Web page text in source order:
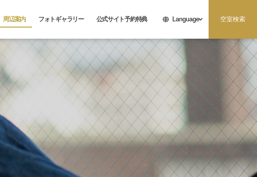
周辺案内 フォトギャラリー 公式サイト予約特典 Language 空室検索